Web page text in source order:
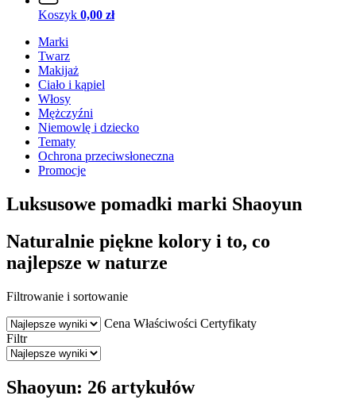
Koszyk 0,00 zł
Marki
Twarz
Makijaż
Ciało i kąpiel
Włosy
Mężczyźni
Niemowlę i dziecko
Tematy
Ochrona przeciwsłoneczna
Promocje
Luksusowe pomadki marki Shaoyun
Naturalnie piękne kolory i to, co
najlepsze w naturze
Filtrowanie i sortowanie
Cena Właściwości Certyfikaty
Filtr
Shaoyun: 26 artykułów